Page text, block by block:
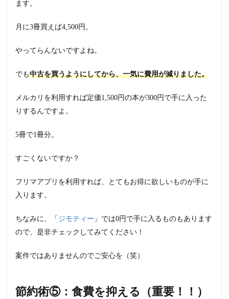
ます。
月に3冊買えば4,500円。
やってらんないですよね。
でも中古を買うようにしてから、一気に費用が減りました。
メルカリを利用すれば定価1,500円の本が300円で手に入った
りするんですよ。
5冊で1冊分。
すごくないですか？
フリマアプリを利用すれば、とてもお得に欲しいものが手に
入ります。
ちなみに、「 ジモティー 」では0円で手に入るものもあります
ので、是非チェックしてみてください！
案件ではありませんのでご安心を（笑）
節約術⑤：食費を抑える（重要！！）